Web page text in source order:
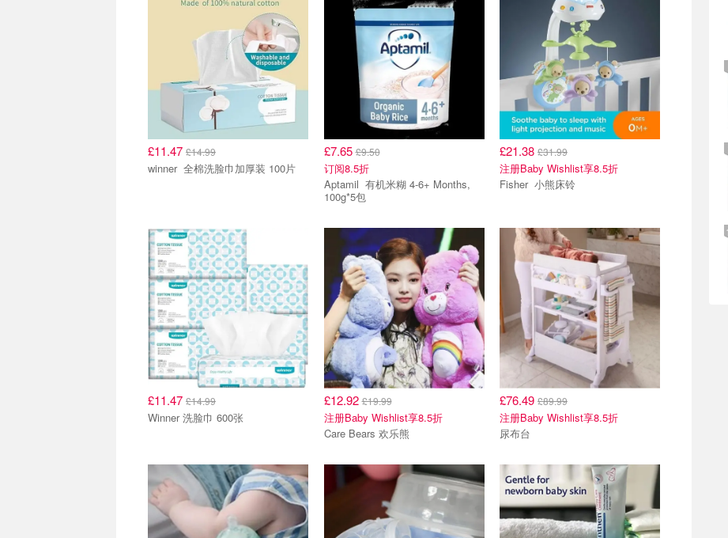
£11.47 £14.99
winner 全棉洗脸巾加厚装 100片
£7.65£9.50
订阅8.5折
Aptamil 有机米糊 4-6+ Months,
100g*5包
£21.38 £31.99
注册Baby Wishlist享8.5折
Fisher 小熊床铃
£11.47 £14.99
Winner 洗脸巾 600张
£12.92£19.99
注册Baby Wishlist享8.5折
Care Bears 欢乐熊
£76.49 £89.99
注册Baby Wishlist享8.5折
尿布台